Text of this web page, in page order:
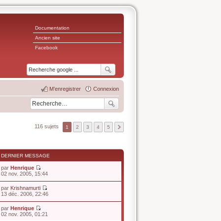
Documentation
Ancien site
Facebook
Connexion
M’enregistrer
116 sujets 1 2 3 4 5
DERNIER MESSAGE
par Henrique
V
l
e
e
02 nov. 2005, 15:44
par Krishnamurti
V
l
13 déc. 2006, 22:46
par Henrique
V
02 nov. 2005, 01:21